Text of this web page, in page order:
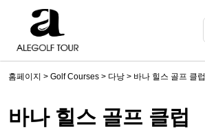
홈페이지 > Golf Courses > 다낭 > 바나 힐스 골프 클럽
바나 힐스 골프 클럽